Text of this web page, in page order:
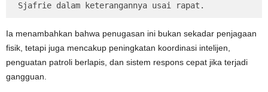
Sjafrie dalam keterangannya usai rapat.
Ia menambahkan bahwa penugasan ini bukan sekadar penjagaan
fisik, tetapi juga mencakup peningkatan koordinasi intelijen,
penguatan patroli berlapis, dan sistem respons cepat jika terjadi
gangguan.